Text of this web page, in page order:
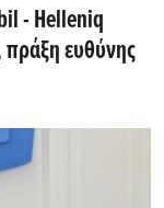
- Helleniq
πράξη ευθύνης